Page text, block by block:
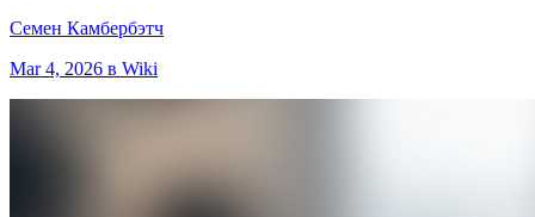
Семен Камбербэтч
Mar 4, 2026 в Wiki